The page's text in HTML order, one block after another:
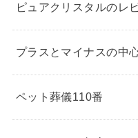
ピュアクリスタルのレ
プラスとマイナスの中
ペット葬儀110番